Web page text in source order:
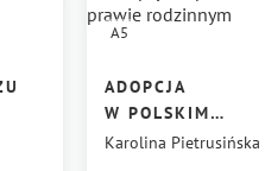
A5
ADOPCJA
W POLSKIM
PRAWIE
Karolina Pietrusińska